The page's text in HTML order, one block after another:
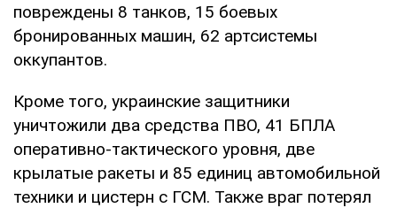
повреждены 8 танков, 15 боевых
бронированных машин, 62 артсистемы
оккупантов.
Кроме того, украинские защитники
уничтожили два средства ПВО, 41 БПЛА
оперативно-тактического уровня, две
крылатые ракеты и 85 единиц автомобильной
техники и цистерн с ГСМ. Также враг потерял